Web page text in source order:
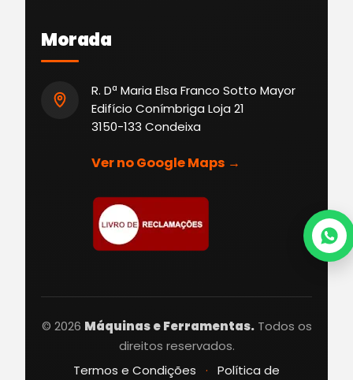
Morada
R. Dª Maria Elsa Franco Sotto Mayor
Edifício Conímbriga Loja 21
3150-133 Condeixa
Ver no Google Maps →
© 2026 Máquinas e Ferramentas.Todos os
direitos reservados.
Termos e Condições
·
Política de